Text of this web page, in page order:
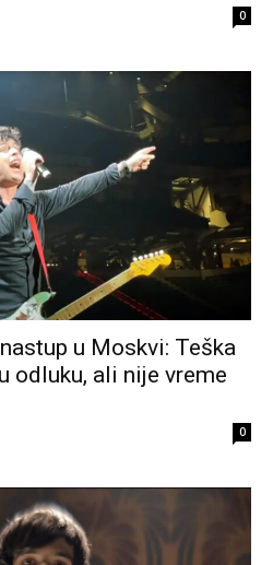
0
u Moskvi: Teška
odluku, ali nije vreme
0